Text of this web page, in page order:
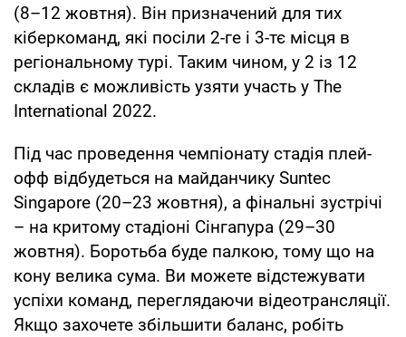
(8–12 жовтня). Він призначений для тих
кіберкоманд, які посіли 2-ге і 3-тє місця в
регіональному турі. Таким чином, у 2 із 12
складів є можливість узяти участь у The
International 2022.
Під час проведення чемпіонату стадія плей-
офф відбудеться на майданчику Suntec
Singapore (20–23 жовтня), а фінальні зустрічі
– на критому стадіоні Сінгапура (29–30
жовтня). Боротьба буде палкою, тому що на
кону велика сума. Ви можете відстежувати
успіхи команд, переглядаючи відеотрансляції.
Якщо захочете збільшити баланс, робіть